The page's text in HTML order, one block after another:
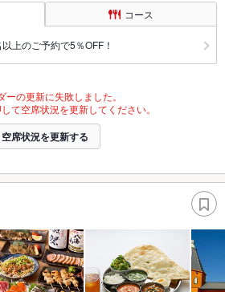
コース
上のご予約で5％OFF！
ーの更新に失敗しました。
て空席状況を更新してください。
空席状況を更新する